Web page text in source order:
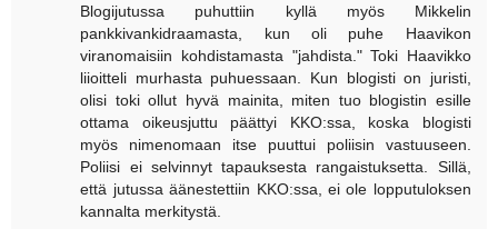
Blogijutussa puhuttiin kyllä myös Mikkelin
pankkivankidraamasta, kun oli puhe Haavikon
viranomaisiin kohdistamasta "jahdista." Toki Haavikko
liioitteli murhasta puhuessaan. Kun blogisti on juristi,
olisi toki ollut hyvä mainita, miten tuo blogistin esille
ottama oikeusjuttu päättyi KKO:ssa, koska blogisti
myös nimenomaan itse puuttui poliisin vastuuseen.
Poliisi ei selvinnyt tapauksesta rangaistuksetta. Sillä,
että jutussa äänestettiin KKO:ssa, ei ole lopputuloksen
kannalta merkitystä.